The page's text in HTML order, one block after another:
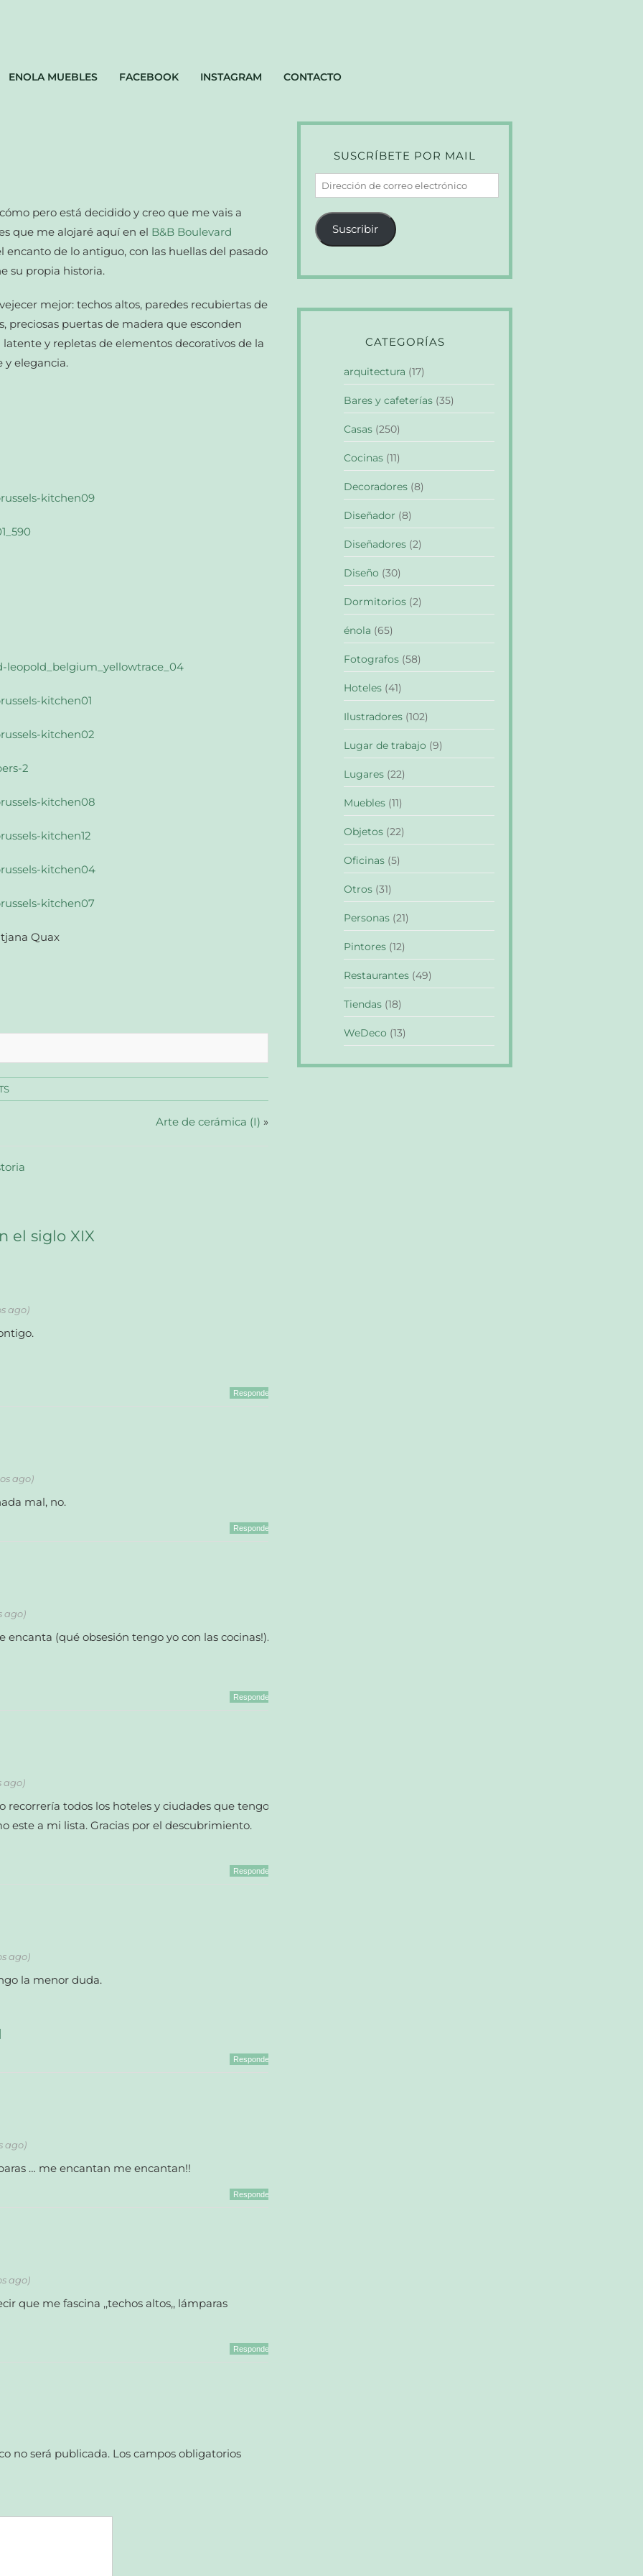
ENOLA MUEBLES FACEBOOK INSTAGRAM CONTACTO
pero está decidido y creo que me vais a
que me alojaré aquí en el B&B Boulevard
encanto de lo antiguo, con las huellas del pasado
su propia historia.
mejor: techos altos, paredes recubiertas de
preciosas puertas de madera que esconden
y repletas de elementos decorativos de la
y elegancia.
Quax
Arte de cerámica (I) »
el siglo XIX
ago)
Responder
ago)
mal, no.
Responder
ago)
encanta (qué obsesión tengo yo con las cocinas!).
Responder
ago)
recorrería todos los hoteles y ciudades que tengo
este a mi lista. Gracias por el descubrimiento.
Responder
ago)
la menor duda.
Responder
ago)
… me encantan me encantan!!
Responder
ago)
que me fascina ,,techos altos,, lámparas
Responder
no será publicada. Los campos obligatorios
SUSCRÍBETE POR MAIL
Dirección
de
correo
electrónico
Suscribir
CATEGORÍAS
arquitectura (17)
Bares y cafeterías (35)
Casas (250)
Cocinas (11)
Decoradores (8)
Diseñador (8)
Diseñadores (2)
Diseño (30)
Dormitorios (2)
énola (65)
Fotografos (58)
Hoteles (41)
Ilustradores (102)
Lugar de trabajo (9)
Lugares (22)
Muebles (11)
Objetos (22)
Oficinas (5)
Otros (31)
Personas (21)
Pintores (12)
Restaurantes (49)
Tiendas (18)
WeDeco (13)